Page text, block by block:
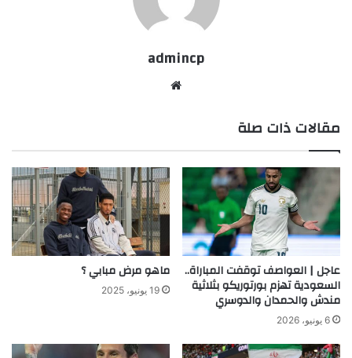
admincp
مقالات ذات صلة
عاجل | العواصف توقفت المباراة..
السعودية تهزم بورتوريكو بثلاثية
مندش والحمدان والدوسري
6 يونيو، 2026
ماهو مرض مبابي ؟
19 يونيو، 2025